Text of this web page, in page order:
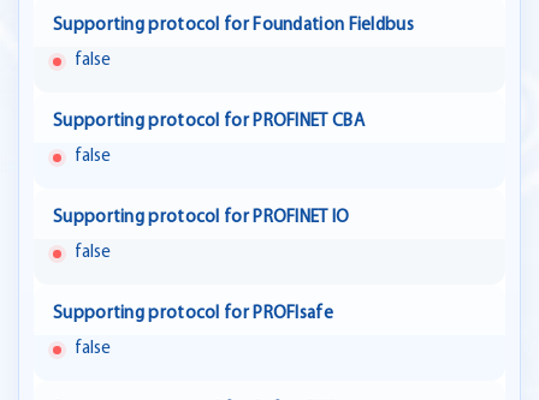
Supporting protocol for Foundation Fieldbus
false
Supporting protocol for PROFINET CBA
false
Supporting protocol for PROFINET IO
false
Supporting protocol for PROFIsafe
false